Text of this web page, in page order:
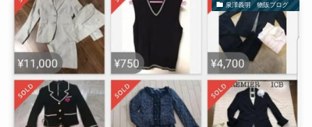
泉澤義明 物販ブログ